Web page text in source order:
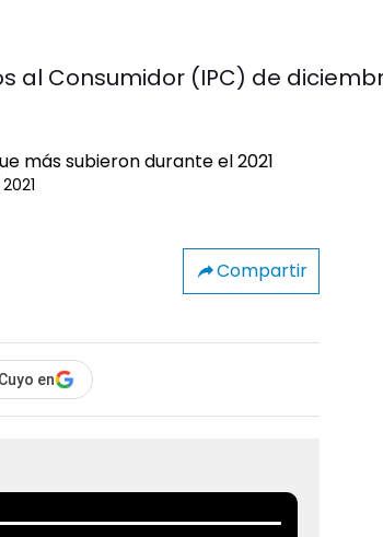
al Consumidor (IPC) de
Compartir
en